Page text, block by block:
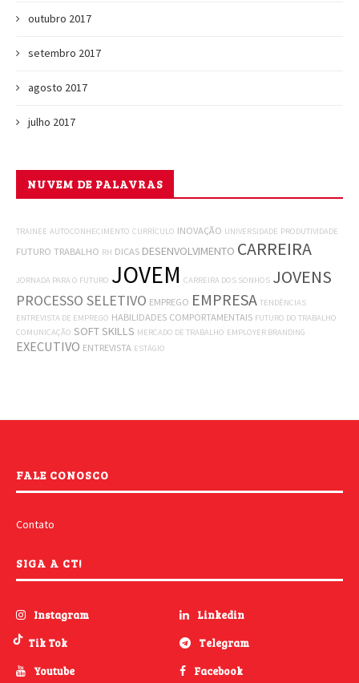
outubro 2017
setembro 2017
agosto 2017
julho 2017
NUVEM DE PALAVRAS
TRAINEE AUTOCONHECIMENTO CURRÍCULO INOVAÇÃO UNIVERSIDADE PRODUTIVIDADE
FUTURO TRABALHO RH DICAS DESENVOLVIMENTO CARREIRA
JORNADA PARA O FUTURO JOVEM CARREIRA DOS SONHOS JOVENS
PROCESSO SELETIVO EMPREGO EMPRESA TENDÊNCIAS
ENTREVISTA DE EMPREGO HABILIDADES COMPORTAMENTAIS FUTURO DO TRABALHO
COMUNICAÇÃO SOFT SKILLS MERCADO DE TRABALHO EMPLOYER BRANDING
EXECUTIVO ENTREVISTA ESTÁGIO
FALE CONOSCO
Contato
SIGA A CT!
Instagram
Linkedin
Tik Tok
Telegram
Youtube
Facebook